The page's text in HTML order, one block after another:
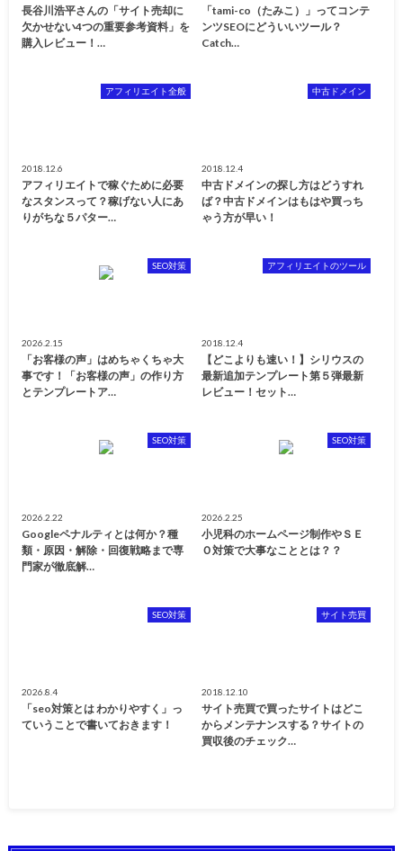
長谷川浩平さんの「サイト売却に
欠かせない4つの重要参考資料」を
購入レビュー！…
「tami-co（たみこ）」ってコンテ
ンツSEOにどういいツール？
Catch…
アフィリエイト全般
2018.12.6
アフィリエイトで稼ぐために必要
なスタンスって？稼げない人にあ
りがちな５パター…
中古ドメイン
2018.12.4
中古ドメインの探し方はどうすれ
ば？中古ドメインはもはや買っち
ゃう方が早い！
SEO対策
2026.2.15
「お客様の声」はめちゃくちゃ大
事です！「お客様の声」の作り方
とテンプレートア…
アフィリエイトのツール
2018.12.4
【どこよりも速い！】シリウスの
最新追加テンプレート第５弾最新
レビュー！セット…
SEO対策
2026.2.22
Googleペナルティとは何か？種
類・原因・解除・回復戦略まで専
門家が徹底解…
SEO対策
2026.2.25
小児科のホームページ制作やＳＥ
Ｏ対策で大事なこととは？？
SEO対策
2026.8.4
「seo対策とは わかりやすく」っ
ていうことで書いておきます！
サイト売買
2018.12.10
サイト売買で買ったサイトはどこ
からメンテナンスする？サイトの
買収後のチェック…